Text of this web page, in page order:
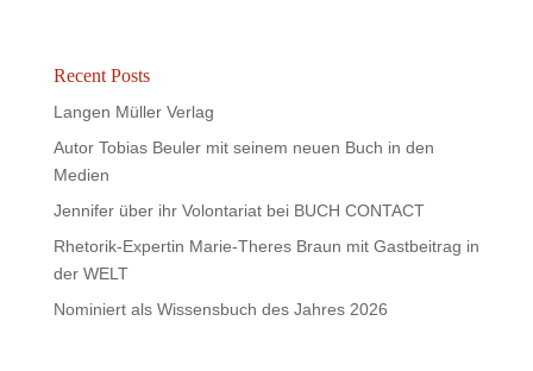
Recent Posts
Langen Müller Verlag
Autor Tobias Beuler mit seinem neuen Buch in den
Medien
Jennifer über ihr Volontariat bei BUCH CONTACT
Rhetorik-Expertin Marie-Theres Braun mit Gastbeitrag in
der WELT
Nominiert als Wissensbuch des Jahres 2026